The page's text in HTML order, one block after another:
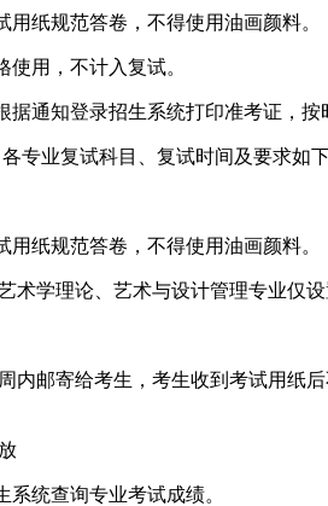
纸规范答卷，不得使用油画颜料。
用，不计入复试。
通知登录招生系统打印准考证，按
专业复试科目、复试时间及要求如下
纸规范答卷，不得使用油画颜料。
术学理论、艺术与设计管理专业仅设
内邮寄给考生，考生收到考试用纸
系统查询专业考试成绩。